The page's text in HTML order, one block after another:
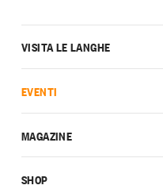
VISITA LE LANGHE
EVENTI
MAGAZINE
SHOP